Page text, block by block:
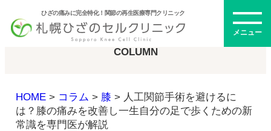
ひざの痛みに完全特化！関節の再生医療専門クリニック
メニュー
初めての方へ
コラム
COLUMN
HOME> コラム > 膝 > 人工関節手術を避けるに
は？膝の痛みを改善し一生自分の足で歩くための新
常識を専門医が解説